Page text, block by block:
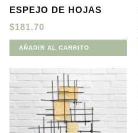
ESPEJO DE HOJAS
$181.70
AÑADIR AL CARRITO